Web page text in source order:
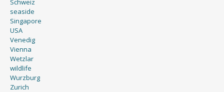
Schweiz
seaside
Singapore
USA
Venedig
Vienna
Wetzlar
wildlife
Wurzburg
Zurich